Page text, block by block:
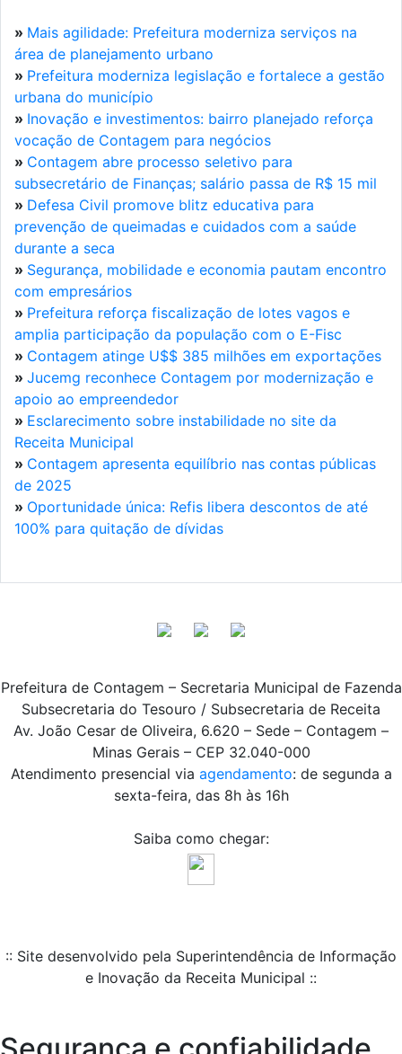
» Mais agilidade: Prefeitura moderniza serviços na
área de planejamento urbano
» Prefeitura moderniza legislação e fortalece a gestão
urbana do município
» Inovação e investimentos: bairro planejado reforça
vocação de Contagem para negócios
» Contagem abre processo seletivo para
subsecretário de Finanças; salário passa de R$ 15 mil
» Defesa Civil promove blitz educativa para
prevenção de queimadas e cuidados com a saúde
durante a seca
» Segurança, mobilidade e economia pautam encontro
com empresários
» Prefeitura reforça fiscalização de lotes vagos e
amplia participação da população com o E-Fisc
» Contagem atinge U$$ 385 milhões em exportações
» Jucemg reconhece Contagem por modernização e
apoio ao empreendedor
» Esclarecimento sobre instabilidade no site da
Receita Municipal
» Contagem apresenta equilíbrio nas contas públicas
de 2025
» Oportunidade única: Refis libera descontos de até
100% para quitação de dívidas
Prefeitura de Contagem – Secretaria Municipal de Fazenda
Subsecretaria do Tesouro / Subsecretaria de Receita
Av. João Cesar de Oliveira, 6.620 – Sede – Contagem –
Minas Gerais – CEP 32.040-000
Atendimento presencial via agendamento: de segunda a
sexta-feira, das 8h às 16h
Saiba como chegar:
:: Site desenvolvido pela Superintendência de Informação
e Inovação da Receita Municipal ::